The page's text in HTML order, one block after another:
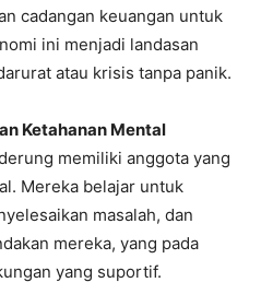
cadangan keuangan untuk
ini menjadi landasan
atau krisis tanpa panik.
Ketahanan Mental
memiliki anggota yang
Mereka belajar untuk
masalah, dan
mereka, yang pada
yang suportif.